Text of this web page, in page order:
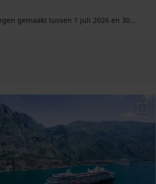
gemaakt tussen 1 juli 2026 en 30